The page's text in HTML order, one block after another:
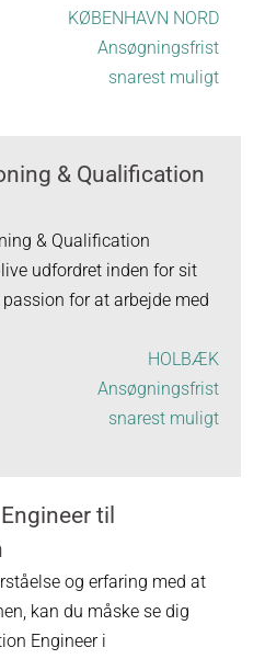
KØBENHAVN NORD
Ansøgningsfrist
snarest muligt
& Qualification
& Qualification
udfordret inden for sit
for at arbejde med
HOLBÆK
Ansøgningsfrist
snarest muligt
til
og erfaring med at
kan du måske se dig
Engineer i